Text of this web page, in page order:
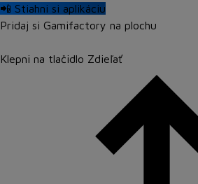
📲 Stiahni si aplikáciu
Pridaj si Gamifactory na plochu
Klepni na tlačidlo Zdieľať